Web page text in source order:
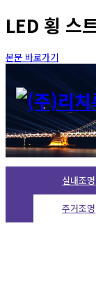
LED 횡 스
본문 바로가기
실내조명
주거조명